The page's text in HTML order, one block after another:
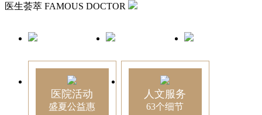
医生荟萃 FAMOUS DOCTOR
医院活动
盛夏公益惠
人文服务
63个细节